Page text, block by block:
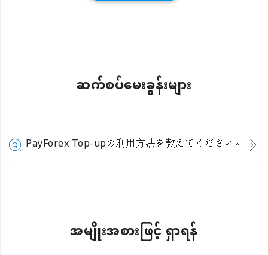
ဆက်စပ်မေးခွန်းများ
PayForex Top-upの利用方法を教えてください。
အမျိုးအစားဖြင့် ရှာရန်